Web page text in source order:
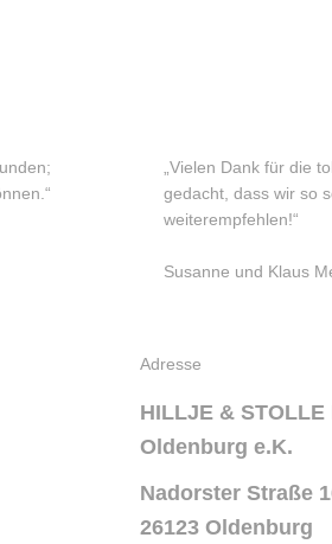
„Vielen Dank für die
gedacht, dass wir so
weiterempfehlen!“
Susanne und Klaus
Adresse
HILLJE &
Oldenburg e.K.
Nadorster Straße
26123 Oldenburg